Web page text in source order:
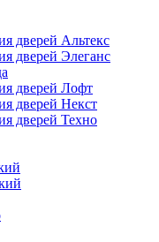
дверей Альтекс
дверей Элеганс
дверей Лофт
дверей Некст
дверей Техно